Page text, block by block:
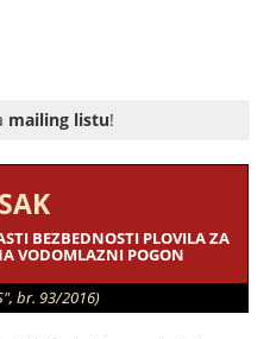
mailing listu!
BEZBEDNOSTI PLOVILA ZA
VODOMLAZNI POGON
br. 93/2016)